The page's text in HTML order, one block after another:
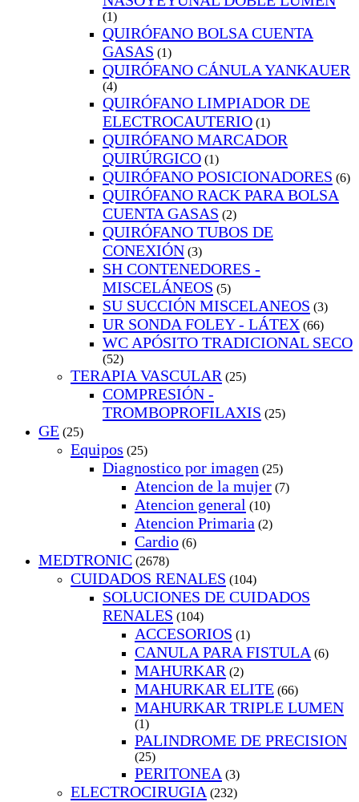
(1)
QUIRÓFANO BOLSA CUENTA
GASAS (1)
QUIRÓFANO CÁNULA YANKAUER
(4)
QUIRÓFANO LIMPIADOR DE
ELECTROCAUTERIO (1)
QUIRÓFANO MARCADOR
QUIRÚRGICO (1)
QUIRÓFANO POSICIONADORES (6)
QUIRÓFANO RACK PARA BOLSA
CUENTA GASAS (2)
QUIRÓFANO TUBOS DE
CONEXIÓN (3)
SH CONTENEDORES -
MISCELÁNEOS (5)
SU SUCCIÓN MISCELANEOS (3)
UR SONDA FOLEY - LÁTEX (66)
WC APÓSITO TRADICIONAL SECO
(52)
TERAPIA VASCULAR (25)
COMPRESIÓN -
TROMBOPROFILAXIS (25)
GE (25)
Equipos (25)
Diagnostico por imagen (25)
Atencion de la mujer (7)
Atencion general (10)
Atencion Primaria (2)
Cardio (6)
MEDTRONIC (2678)
CUIDADOS RENALES (104)
SOLUCIONES DE CUIDADOS
RENALES (104)
ACCESORIOS (1)
CANULA PARA FISTULA (6)
MAHURKAR (2)
MAHURKAR ELITE (66)
MAHURKAR TRIPLE LUMEN
(1)
PALINDROME DE PRECISION
(25)
PERITONEA (3)
ELECTROCIRUGIA (232)